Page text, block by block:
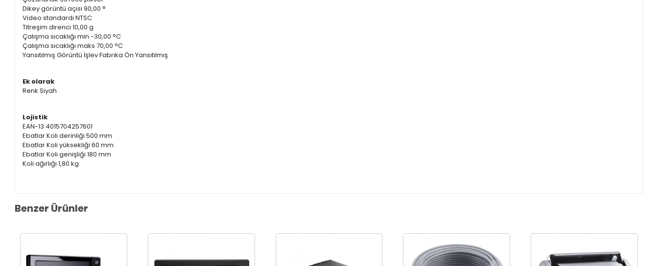
Dikey görüntü açısı 90,00 °
Video standardı NTSC
Titreşim direnci 10,00 g
Çalışma sıcaklığı min -30,00 °C
Çalışma sıcaklığı maks 70,00 °C
Yansıtılmış Görüntü İşlev Fabrika Ön Yansıtılmış
Ek olarak
Renk Siyah
Lojistik
EAN-13 4015704257601
Ebatlar Koli derinliği 500 mm
Ebatlar Koli yüksekliği 60 mm
Ebatlar Koli genişliği 180 mm
Koli ağırlığı 1,80 kg
Benzer Ürünler